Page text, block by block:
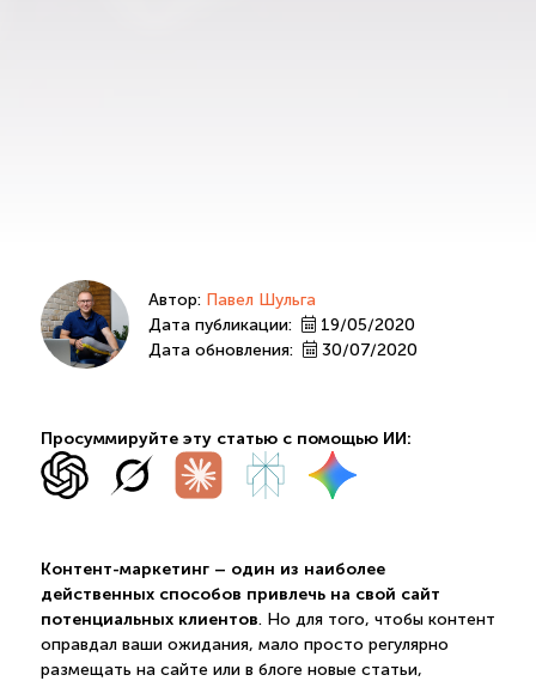
Автор: Павел Шульга
Дата публикации:
19/05/2020
Дата обновления:
30/07/2020
Просуммируйте эту статью с помощью ИИ:
Контент-маркетинг – один из наиболее
действенных способов привлечь на свой сайт
потенциальных клиентов. Но для того, чтобы контент
оправдал ваши ожидания, мало просто регулярно
размещать на сайте или в блоге новые статьи,